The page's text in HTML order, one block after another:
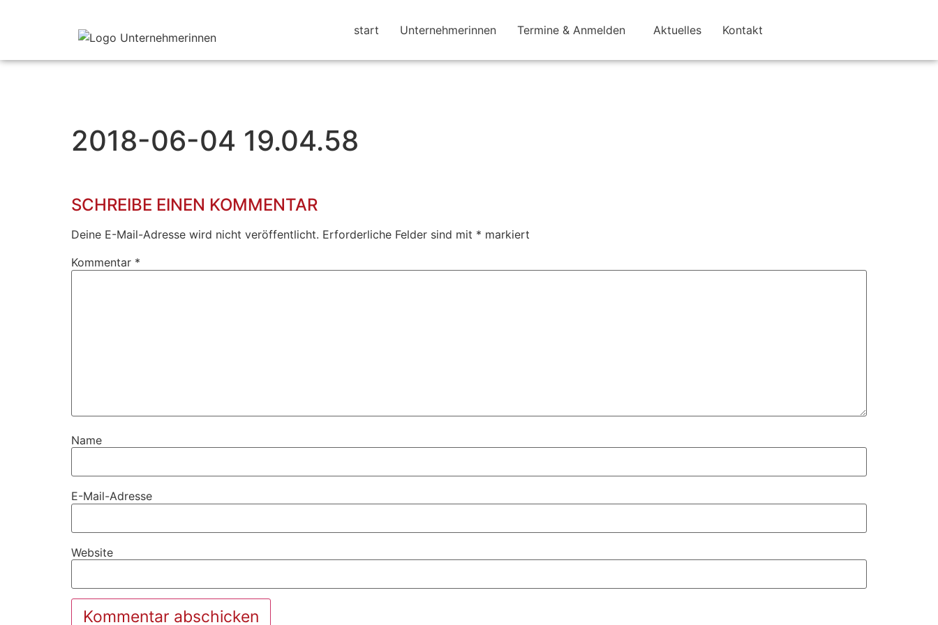
start Unternehmerinnen Termine & Anmelden Aktuelles Kontakt
2018-06-04 19.04.58
SCHREIBE EINEN KOMMENTAR
Deine E-Mail-Adresse wird nicht veröffentlicht. Erforderliche Felder sind mit * markiert
Kommentar *
Name
E-Mail-Adresse
Website